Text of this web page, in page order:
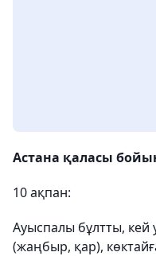
Астана қаласы
10 ақпан:
Ауыспалы бұлтты,
(жаңбыр, қар),